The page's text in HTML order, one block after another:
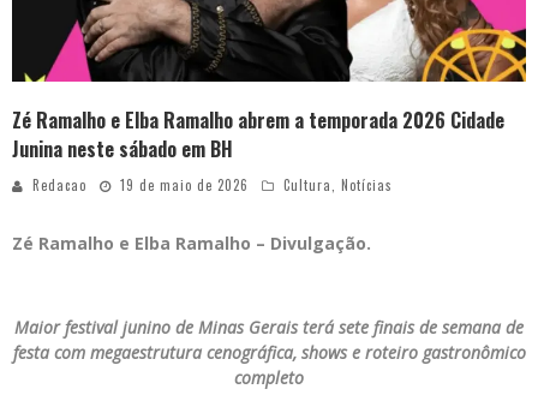
Zé Ramalho e Elba Ramalho abrem a temporada 2026 Cidade
Junina neste sábado em BH
Redacao 19 de maio de 2026 Cultura, Notícias
Zé Ramalho e Elba Ramalho – Divulgação.
Maior festival junino de Minas Gerais terá sete finais de semana de
festa com megaestrutura cenográfica, shows e roteiro gastronômico
completo